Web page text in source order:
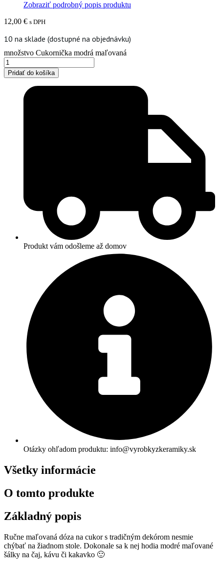
Zobraziť podrobný popis produktu
12,00 € s DPH
10 na sklade (dostupné na objednávku)
množstvo Cukornička modrá maľovaná
Pridať do košíka
Produkt vám odošleme až domov
Otázky ohľadom produktu: info@vyrobkyzkeramiky.sk
Všetky informácie
O tomto produkte
Základný popis
Ručne maľovaná dóza na cukor s tradičným dekórom nesmie
chýbať na žiadnom stole. Dokonale sa k nej hodia modré maľované
šálky na čaj, kávu či kakavko 🙂